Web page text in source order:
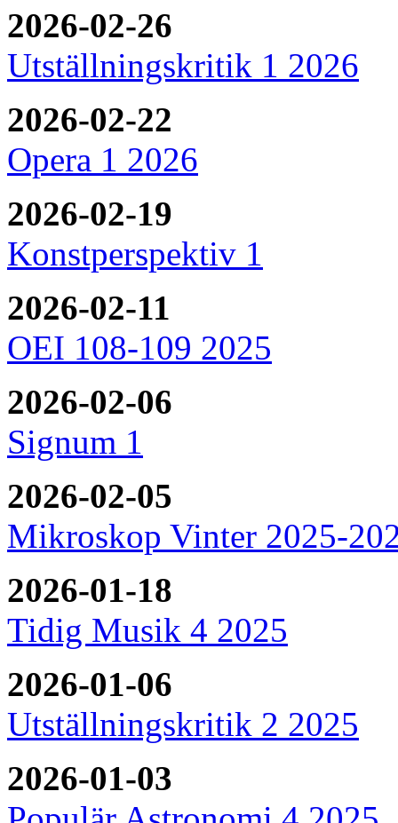
2026-02-26
Utställningskritik 1 2026
2026-02-22
Opera 1 2026
2026-02-19
Konstperspektiv 1
2026-02-11
OEI 108-109 2025
2026-02-06
Signum 1
2026-02-05
Mikroskop Vinter 2025-
2026-01-18
Tidig Musik 4 2025
2026-01-06
Utställningskritik 2 2025
2026-01-03